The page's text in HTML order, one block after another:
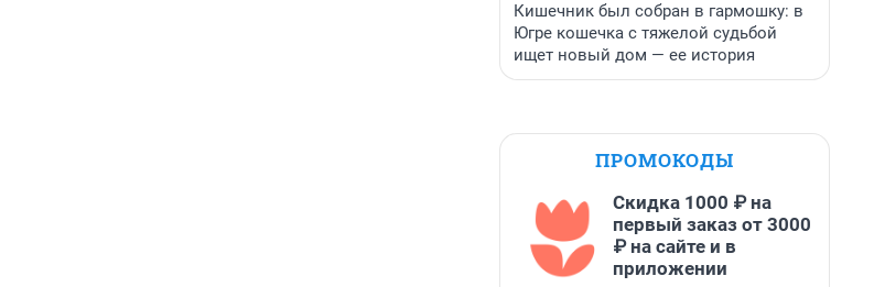
Кишечник был собран в гармошку: в
Югре кошечка с тяжелой судьбой
ищет новый дом — ее история
ПРОМОКОДЫ
Скидка 1000 ₽ на
первый заказ от 3000
₽ на сайте и в
приложении